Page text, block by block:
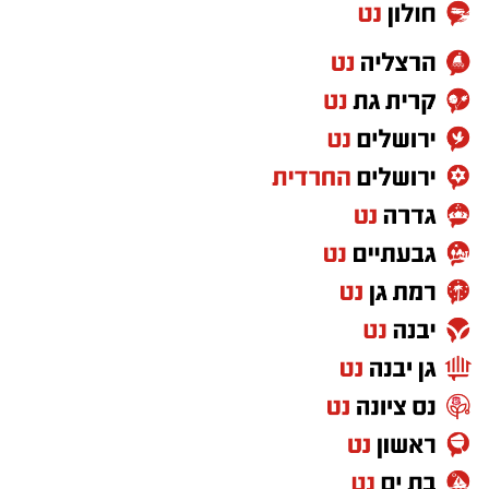
אותם אנשים שיודעים להתייצב כשקוראים להם,
במשמעת, באחדות ובנחישות, ולבצע משימות למען
מטרה שהם מאמינים בה מוכיחים בפועל שיש להם
את כל היכולות הנדרשות להשתלבות במסגרת
צבאית.
לכן, הטענה ש"חרדים לא מתאימים לצבא" פשוט
לא מתיישבת עם המציאות שנראית לעין.
ועזבו לרגע את דעתי האישית, שמי שלא תורם
למדינה לא יכול לצפות ליהנות מכל הזכויות שהיא
מעניקה. ולא חסרות דרכים לתרום למדינה שבה
אתה חי, מגדל את ילדיך וישן בביטחון מדי לילה.
אבל מעבר לשאלת השוויון בנטל, אני שואלת את
עצמי איזה מסר אנחנו מעבירים לילדים שלנו,